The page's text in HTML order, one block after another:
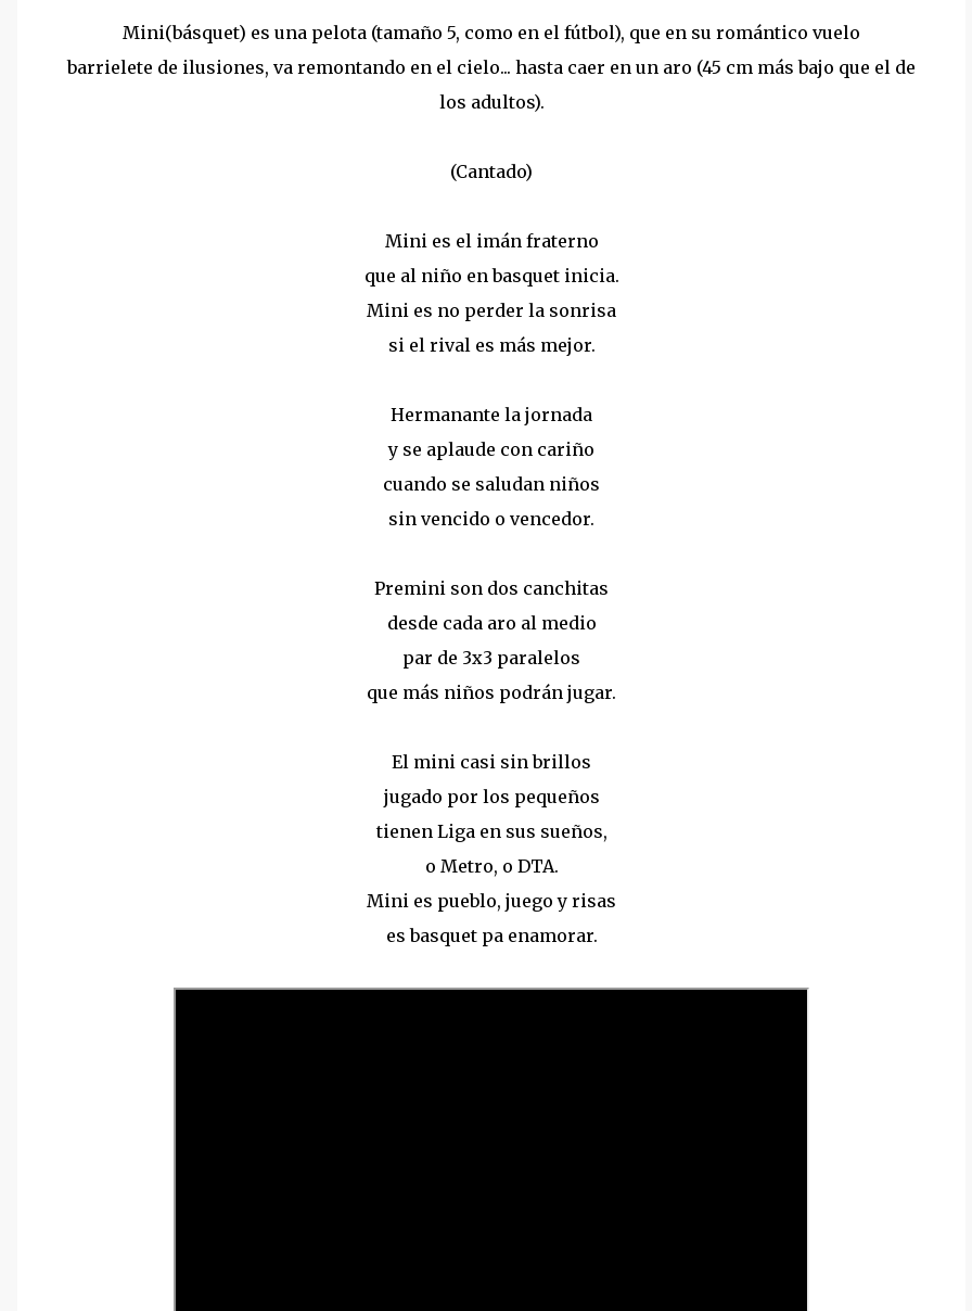
Mini(básquet) es una pelota (tamaño 5, como en el fútbol), que en su romántico vuelo
barrielete de ilusiones, va remontando en el cielo... hasta caer en un aro (45 cm más bajo que el de
los adultos).
(Cantado)
Mini es el imán fraterno
que al niño en basquet inicia.
Mini es no perder la sonrisa
si el rival es más mejor.
Hermanante la jornada
y se aplaude con cariño
cuando se saludan niños
sin vencido o vencedor.
Premini son dos canchitas
desde cada aro al medio
par de 3x3 paralelos
que más niños podrán jugar.
El mini casi sin brillos
jugado por los pequeños
tienen Liga en sus sueños,
o Metro, o DTA.
Mini es pueblo, juego y risas
es basquet pa enamorar.